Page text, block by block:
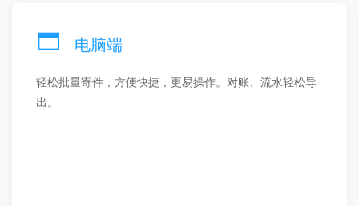
电脑端
轻松批量寄件，方便快捷，更易操作。对账、流水轻松导
出。